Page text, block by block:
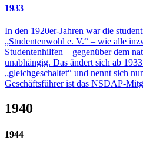
1933
In den 1920er-Jahren war die
„Studentenwohl e. V.“ – wie alle
Studentenhilfen – gegenüber dem
unabhängig. Das ändert sich ab
„gleichgeschaltet“ und nennt sich
Geschäftsführer ist das NSDAP-
1940
1944